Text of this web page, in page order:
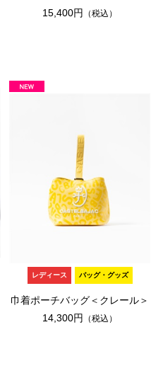
15,400円
（税込）
レディース バッグ・グッズ
巾着ポーチバッグ＜クレール＞
14,300円
（税込）